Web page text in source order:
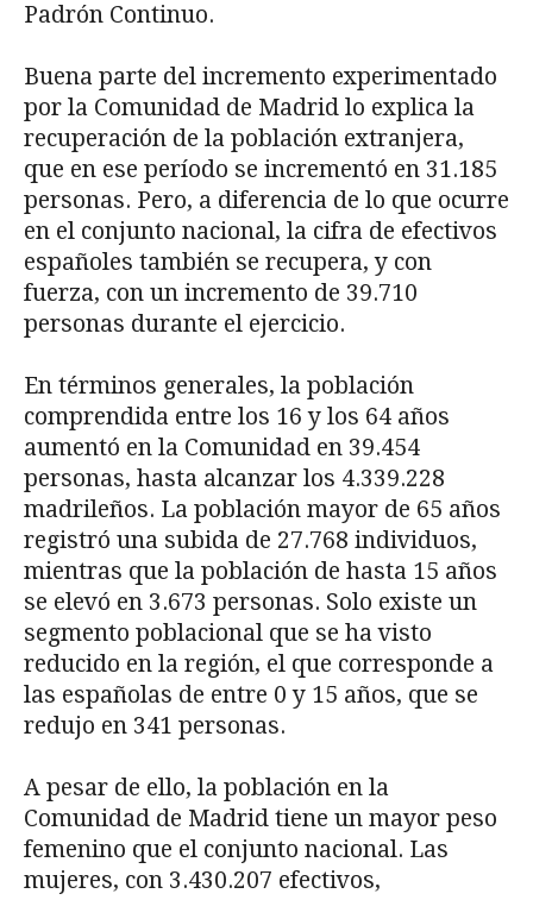
Padrón Continuo.
Buena parte del incremento experimentado
por la Comunidad de Madrid lo explica la
recuperación de la población extranjera,
que en ese período se incrementó en 31.185
personas. Pero, a diferencia de lo que ocurre
en el conjunto nacional, la cifra de efectivos
españoles también se recupera, y con
fuerza, con un incremento de 39.710
personas durante el ejercicio.
En términos generales, la población
comprendida entre los 16 y los 64 años
aumentó en la Comunidad en 39.454
personas, hasta alcanzar los 4.339.228
madrileños. La población mayor de 65 años
registró una subida de 27.768 individuos,
mientras que la población de hasta 15 años
se elevó en 3.673 personas. Solo existe un
segmento poblacional que se ha visto
reducido en la región, el que corresponde a
las españolas de entre 0 y 15 años, que se
redujo en 341 personas.
A pesar de ello, la población en la
Comunidad de Madrid tiene un mayor peso
femenino que el conjunto nacional. Las
mujeres, con 3.430.207 efectivos,